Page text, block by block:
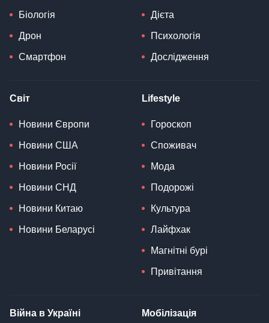
Біологія
Дрон
Смартфон
Дієта
Психологія
Дослідження
Світ
Новини Європи
Новини США
Новини Росії
Новини СНД
Новини Китаю
Новини Беларусі
Lifestyle
Гороскоп
Споживач
Мода
Подорожі
Культура
Лайфхак
Магнітні бурі
Привітання
Війна в Україні Мобілізація